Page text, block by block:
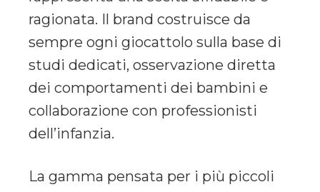
ragionata. Il brand costruisce da
sempre ogni giocattolo sulla base di
studi dedicati, osservazione diretta
dei comportamenti dei bambini e
collaborazione con professionisti
dell’infanzia.
La gamma pensata per i più piccoli